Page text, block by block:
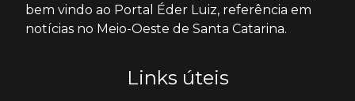
bem vindo ao Portal Éder Luiz, referência em
notícias no Meio-Oeste de Santa Catarina.
Links úteis